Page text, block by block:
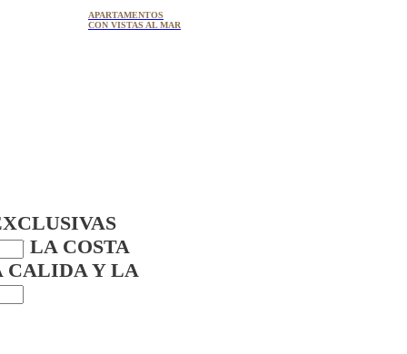
APARTAMENTOS
CON VISTAS AL MAR
LA COSTA
CALIDA Y LA